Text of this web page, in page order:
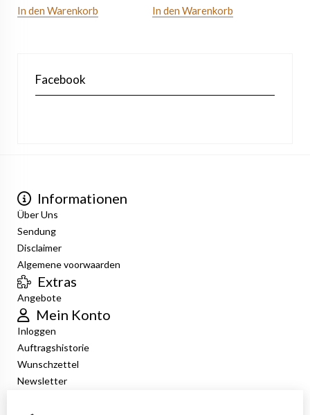
In den Warenkorb In den Warenkorb
Facebook
Informationen
Über Uns
Sendung
Disclaimer
Algemene voorwaarden
Extras
Angebote
Mein Konto
Inloggen
Auftragshistorie
Wunschzettel
Newsletter